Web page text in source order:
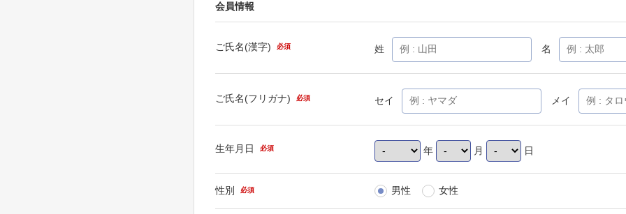
会員情報
ご氏名(漢字) 必須 姓 名
ご氏名(フリガナ) 必須 セイ メイ
生年月日 必須 年 月 日
性別 必須 男性 女性